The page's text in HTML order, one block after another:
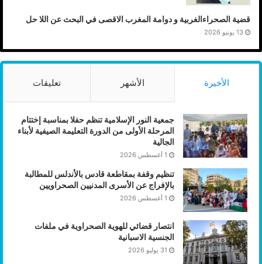
قضية الصحراءالغربية و دوامة المغرب الاقصى في البحث عن اللا حل
13 يونيو 2026
الأخيرة الأشهر تعليقات
جمعية النور الإسلامية تنظم حفلا بمناسبة إختتام
المرحلة الأولى من الدورة التعليمة الصيفية لأبناء
الجالية
1 أغسطس 2026
تنظيم وقفة بمقاطعة قادس بالأندلس للمطالبة
بالإفراج عن الأسرى المدنيين الصحراويين
1 أغسطس 2026
انتصار قضائي للهوية الصحراوية في ملفات
الجنسية الاسبانية
31 يوليو 2026